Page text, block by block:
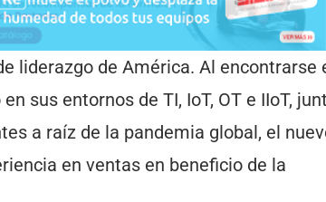
liderazgo de América. Al encontrarse
sus entornos de TI, IoT, OT e IIoT,
a raíz de la pandemia global, el
en ventas en beneficio de la